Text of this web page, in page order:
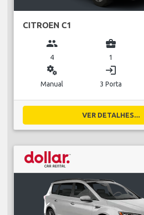
CITROEN C1
group
4
business_center
1
miscellaneous_services
Manual
login
3 Porta
VER DETALHES...